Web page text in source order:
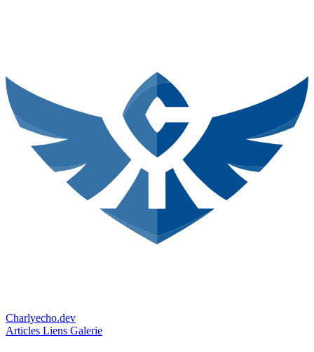
Charlyecho.dev
Articles Liens Galerie